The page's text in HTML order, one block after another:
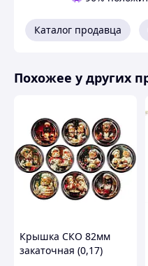
Каталог продавца
Похожее у других
Крышка СКО 82мм
закаточная (0,17)